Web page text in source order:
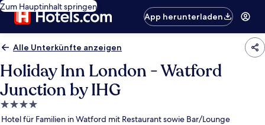
Zum Hauptinhalt springen
App herunterladen
Alle Unterkünfte anzeigen
Holiday Inn London - Watford
Junction by IHG
4.0-
Sterne-
Hotel für Familien in Watford mit Restaurant sowie Bar/Lounge